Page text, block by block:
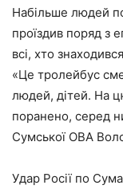
Набільше людей
проїздив поряд з
всі, хто
«Це тролейбус
людей, дітей. На
поранено, серед
Сумської ОВА
Удар Росії по